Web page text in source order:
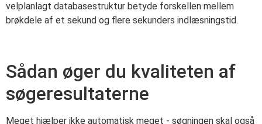
velplanlagt databasestruktur betyde forskellen mellem
brøkdele af et sekund og flere sekunders indlæsningstid.
Sådan øger du kvaliteten af
søgeresultaterne
Meget hjælper ikke automatisk meget - søgningen skal også